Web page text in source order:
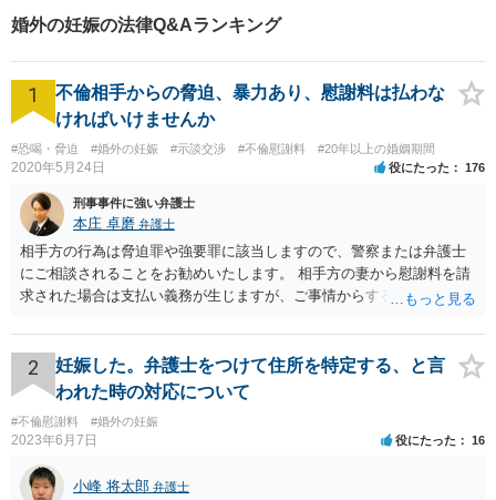
婚外の妊娠の法律Q&Aランキング
1
不倫相手からの脅迫、暴力あり、慰謝料は払わな
ければいけませんか
#恐喝・脅迫 #婚外の妊娠 #示談交渉 #不倫慰謝料 #20年以上の婚姻期間
2020年5月24日 役にたった 176
刑事事件に強い弁護士
本庄 卓磨 弁護士
相手方の行為は脅迫罪や強要罪に該当しますので、警察または弁護士
にご相談されることをお勧めいたします。 相手方の妻から慰謝料を請
求された場合は支払い義務が生じますが、ご事情からすると減額交渉
2
妊娠した。弁護士をつけて住所を特定する、と言
われた時の対応について
#不倫慰謝料 #婚外の妊娠
2023年6月7日 役にたった 16
小峰 将太郎 弁護士